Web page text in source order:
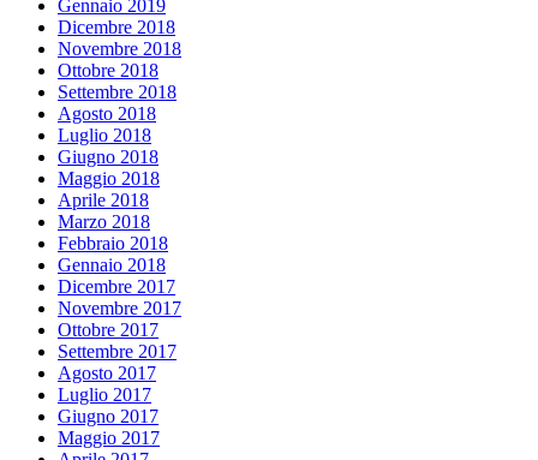
Gennaio 2019
Dicembre 2018
Novembre 2018
Ottobre 2018
Settembre 2018
Agosto 2018
Luglio 2018
Giugno 2018
Maggio 2018
Aprile 2018
Marzo 2018
Febbraio 2018
Gennaio 2018
Dicembre 2017
Novembre 2017
Ottobre 2017
Settembre 2017
Agosto 2017
Luglio 2017
Giugno 2017
Maggio 2017